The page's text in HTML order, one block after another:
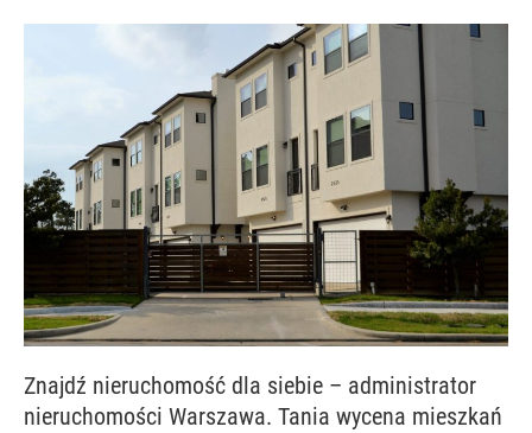
Znajdź nieruchomość dla siebie – administrator
nieruchomości Warszawa. Tania wycena mieszkań